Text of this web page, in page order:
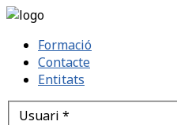
Formació
Contacte
Entitats
Usuari *